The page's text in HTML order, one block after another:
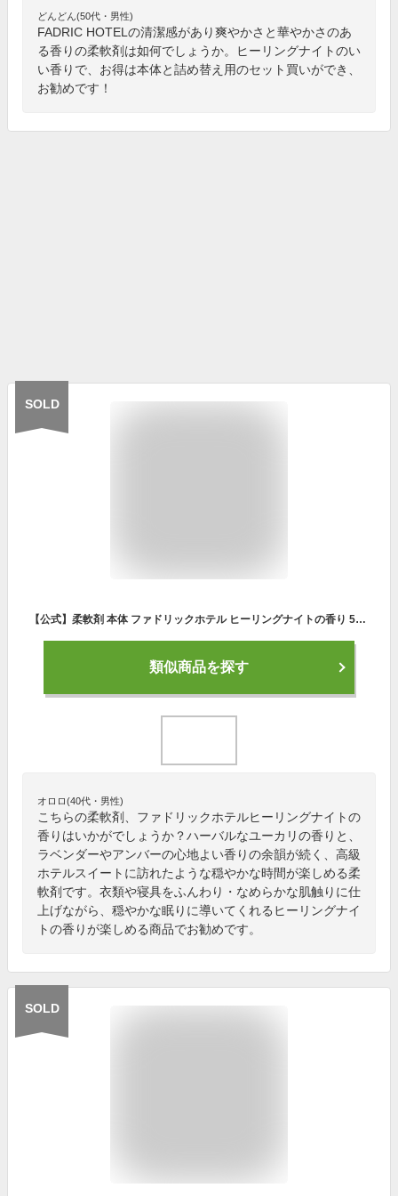
どんどん(50代・男性)
FADRIC HOTELの清潔感があり爽やかさと華やかさのあ
る香りの柔軟剤は如何でしょうか。ヒーリングナイトのい
い香りで、お得は本体と詰め替え用のセット買いができ、
お勧めです！
SOLD
【公式】柔軟剤 本体 ファドリックホテル ヒーリングナイトの香り 500mL FADRIC HOTEL ランドリー 洗濯 夜時間 リラックスタイム ファブリック 高級 香り おしゃれ ボトル ホテル スイート
類似商品を探す
オロロ(40代・男性)
こちらの柔軟剤、ファドリックホテルヒーリングナイトの
香りはいかがでしょうか？ハーバルなユーカリの香りと、
ラベンダーやアンバーの心地よい香りの余韻が続く、高級
ホテルスイートに訪れたような穏やかな時間が楽しめる柔
軟剤です。衣類や寝具をふんわり・なめらかな肌触りに仕
上げながら、穏やかな眠りに導いてくれるヒーリングナイ
トの香りが楽しめる商品でお勧めです。
SOLD